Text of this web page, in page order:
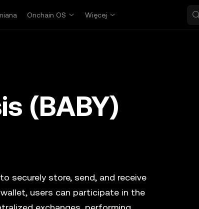
Onchain OS Więcej
(BABY)
securely store, send, and receive
wallet, users can participate in the